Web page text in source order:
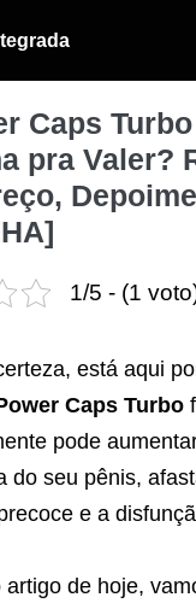
Caps Turbo
pra Valer?
1/5 - (1
está aqui
Caps Turbo
pode
do seu pênis,
e a
artigo de hoje,